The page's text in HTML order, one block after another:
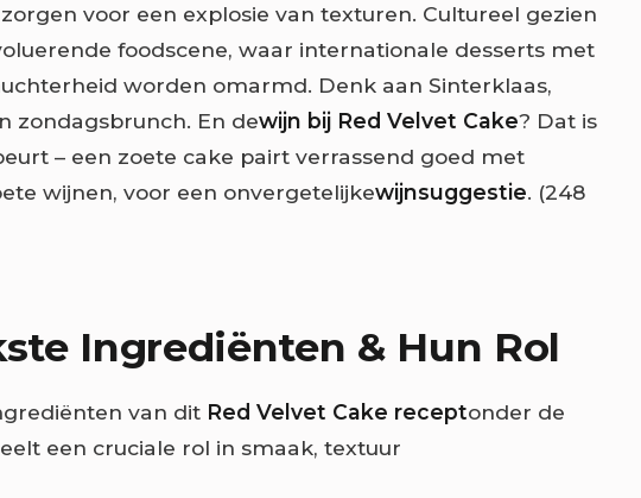
voor een explosie van texturen. Cultureel gezien
foodscene, waar internationale desserts met
worden omarmd. Denk aan Sinterklaas,
zondagsbrunch. En dewijn bij Red Velvet Cake? Dat is
– een zoete cake pairt verrassend goed met
wijnen, voor een onvergetelijkewijnsuggestie. (248
Ingrediënten & Hun Rol
van dit Red Velvet Cake receptonder de
een cruciale rol in smaak, textuur